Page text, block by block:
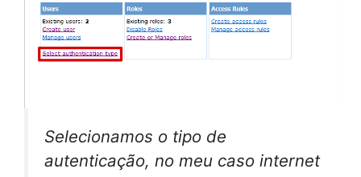
Selecionamos o tipo de
autenticação, no meu caso internet